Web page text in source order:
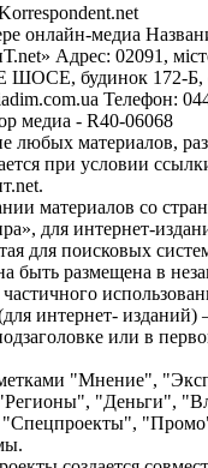
онлайн-медиа
Адрес: 02091,
будинок 172-Б,
Телефон:
медиа - R40-06068
любых материалов,
при условии
материалов со
для интернет-
для поисковых
быть размещена в
интернет- изданий)
или в
"Мнение",
"Деньги",
"Спецпроекты",